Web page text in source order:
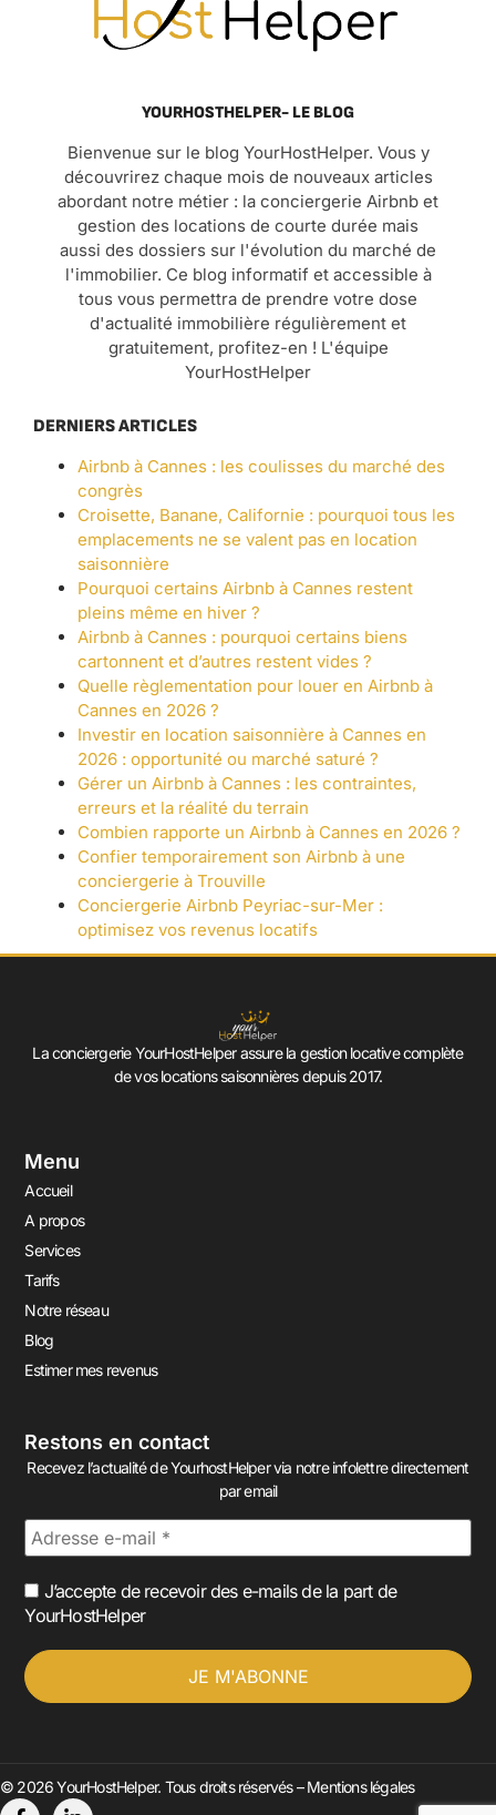
YOURHOSTHELPER- LE BLOG
Bienvenue sur le blog YourHostHelper. Vous y
découvrirez chaque mois de nouveaux articles
abordant notre métier : la conciergerie Airbnb et
gestion des locations de courte durée mais
aussi des dossiers sur l'évolution du marché de
l'immobilier. Ce blog informatif et accessible à
tous vous permettra de prendre votre dose
d'actualité immobilière régulièrement et
gratuitement, profitez-en ! L'équipe
YourHostHelper
DERNIERS ARTICLES
Airbnb à Cannes : les coulisses du marché des
congrès
Croisette, Banane, Californie : pourquoi tous les
emplacements ne se valent pas en location
saisonnière
Pourquoi certains Airbnb à Cannes restent
pleins même en hiver ?
Airbnb à Cannes : pourquoi certains biens
cartonnent et d’autres restent vides ?
Quelle règlementation pour louer en Airbnb à
Cannes en 2026 ?
Investir en location saisonnière à Cannes en
2026 : opportunité ou marché saturé ?
Gérer un Airbnb à Cannes : les contraintes,
erreurs et la réalité du terrain
Combien rapporte un Airbnb à Cannes en 2026 ?
Confier temporairement son Airbnb à une
conciergerie à Trouville
Conciergerie Airbnb Peyriac-sur-Mer :
optimisez vos revenus locatifs
La conciergerie YourHostHelper assure la gestion locative complète
de vos locations saisonnières depuis 2017.
Menu
Accueil
A propos
Services
Tarifs
Notre réseau
Blog
Estimer mes revenus
Restons en contact
Recevez l’actualité de YourhostHelper via notre infolettre directement
par email
J’accepte de recevoir des e-mails de la part de
YourHostHelper
© 2026 YourHostHelper. Tous droits réservés –Mentions légales